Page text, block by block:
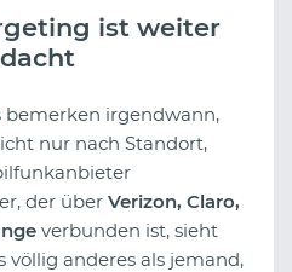
ist weiter
bemerken irgendwann,
nur nach Standort,
der über Verizon, Claro,
verbunden ist, sieht
anderes als jemand,